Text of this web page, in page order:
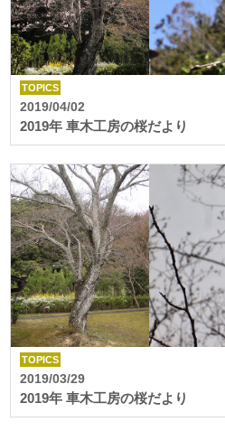
TOPICS
2019/04/02
2019年 車木工房の桜だより
TOPICS
2019/03/29
2019年 車木工房の桜だより